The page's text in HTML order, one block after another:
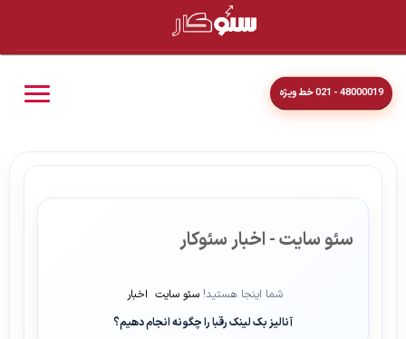
48000019 - 021 خط ویژه
سئو سایت - اخبار سئوکار
شما اینجا هستید! سئو سایت اخبار
آنالیز بک لینک رقبا را چگونه انجام دهیم؟